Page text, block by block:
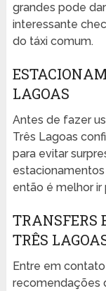
grandes pode
interessante
do táxi comum.
LAGOAS
Antes de fazer
Três Lagoas
para evitar
então é melhor ir
TRANSFERS
TRÊS
Entre em
recomendações